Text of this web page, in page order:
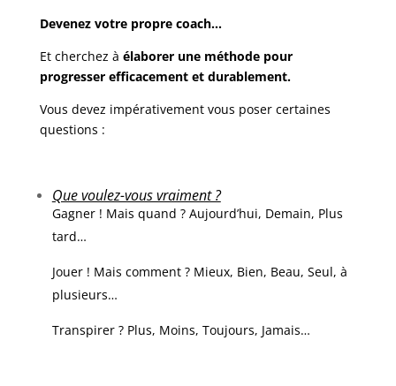
Devenez votre propre coach…
Et cherchez à élaborer une méthode pour
progresser efficacement et durablement.
Vous devez impérativement vous poser certaines
questions :
Que voulez-vous vraiment ?
Gagner ! Mais quand ? Aujourd’hui, Demain, Plus
tard…
Jouer ! Mais comment ? Mieux, Bien, Beau, Seul, à
plusieurs…
Transpirer ? Plus, Moins, Toujours, Jamais…